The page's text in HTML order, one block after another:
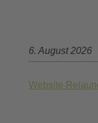
6. August 2026
Website